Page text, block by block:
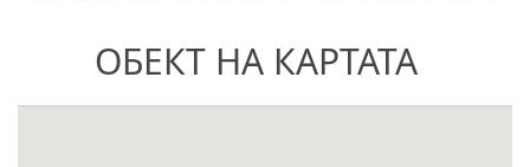
ОБЕКТ НА КАРТАТА